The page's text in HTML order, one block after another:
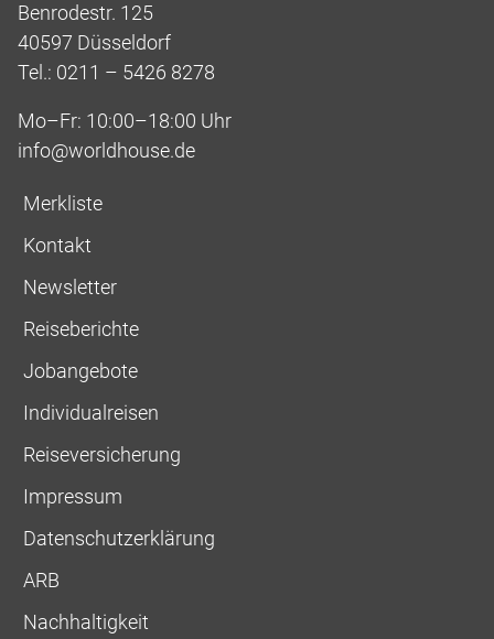
Benrodestr. 125
40597 Düsseldorf
Tel.: 0211 – 5426 8278
Mo–Fr: 10:00–18:00 Uhr
info@worldhouse.de
Merkliste
Kontakt
Newsletter
Reiseberichte
Jobangebote
Individualreisen
Reiseversicherung
Impressum
Datenschutzerklärung
ARB
Nachhaltigkeit